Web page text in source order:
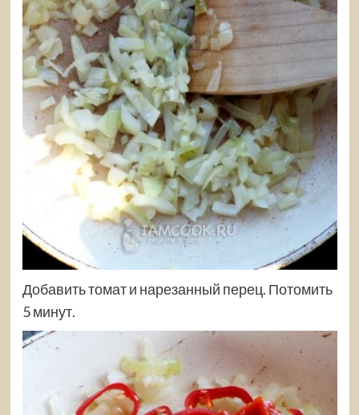
Добавить томат и нарезанный перец. Потомить
5 минут.